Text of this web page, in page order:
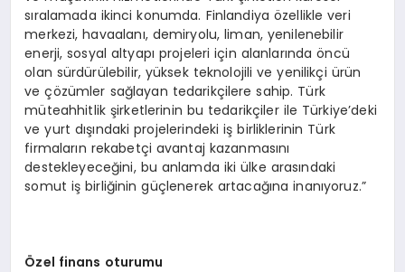
sıralamada ikinci konumda. Finlandiya özellikle veri
merkezi, havaalanı, demiryolu, liman, yenilenebilir
enerji, sosyal altyapı projeleri için alanlarında öncü
olan sürdürülebilir, yüksek teknolojili ve yenilikçi ürün
ve çözümler sağlayan tedarikçilere sahip. Türk
müteahhitlik şirketlerinin bu tedarikçiler ile Türkiye’deki
ve yurt dışındaki projelerindeki iş birliklerinin Türk
firmaların rekabetçi avantaj kazanmasını
destekleyeceğini, bu anlamda iki ülke arasındaki
somut iş birliğinin güçlenerek artacağına inanıyoruz.”
Özel finans oturumu